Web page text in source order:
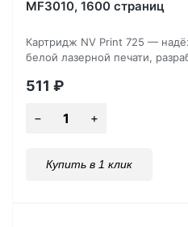
MF3010, 1600 страниц
Картридж NV Print 725 —
белой лазерной печати,
511 ₽
Купить в 1 клик